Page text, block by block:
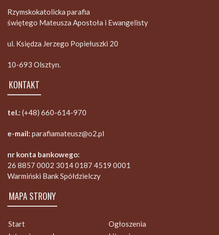
Rzymskokatolicka parafia
świętego Mateusza Apostoła i Ewangelisty
ul. Księdza Jerzego Popiełuszki 20
10-693 Olsztyn.
KONTAKT
tel.: (+48) 660-614-970
e-mail: parafiamateusz@o2.pl
nr konta bankowego:
26 8857 0002 3014 0187 4519 0001
Warmiński Bank Spółdzielczy
MAPA STRONY
Start
Ogłoszenia